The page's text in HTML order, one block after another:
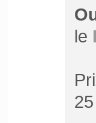
le